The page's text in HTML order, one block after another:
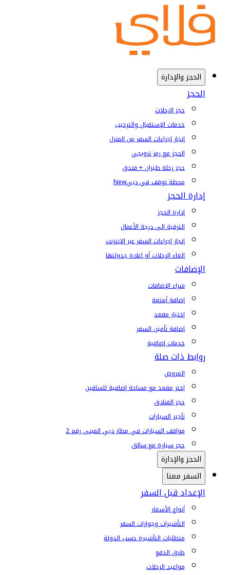
الحجز والإدارة
الحجز
حجز الرحلات
خدمات الإستقبال والترحيب
إنجاز إجراءات السفر من المنزل
الحجز مع رمز ترويجي
حجز رحلة طيران + فندق
محطة توقف في دبيNew
إدارة الحجز
إدارة الحجز
الترقية إلى درجة الأعمال
إنجاز إجراءات السفر عبر الإنترنت
إلغاء الرحلات أو إعادة جدولتها
الإضافات
شراء الإضافات
إضافة أمتعة
اختيار مقعد
إضافة تأمين السفر
خدمات إضافية
روابط ذات صلة
العروض
اختر مقعد مع مساحة إضافية للساقين
حجز الفنادق
تأجير السيارات
مواقف السيارات في مطار دبي المبنى رقم 2
حجز سيارة مع سائق
الحجز والإدارة
السفر معنا
الإعداد قبل السفر
أنواع الأسعار
التأشيرات وجوازات السفر
متطلبات التأشيرة حسب الدولة
طرق الدفع
مواعيد الرحلات